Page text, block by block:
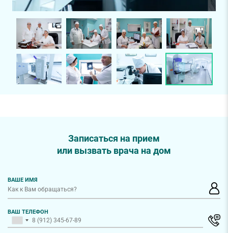
Записаться на прием
или вызвать врача на дом
ВАШЕ ИМЯ
ВАШ ТЕЛЕФОН